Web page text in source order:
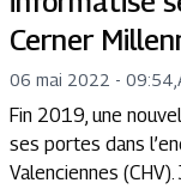
Cerner
06 mai 2022 - 09:54
Fin 2019, une
ses portes dans
Valenciennes